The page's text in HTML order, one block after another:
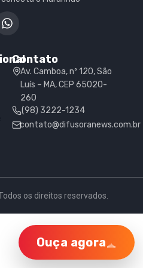
Contato
Av. Camboa, nº 120, São
Luís – MA, CEP 65020-
260
(98) 3222-1234
contato@difusoranews.com.br
os direitos reservados.
Ouça agora